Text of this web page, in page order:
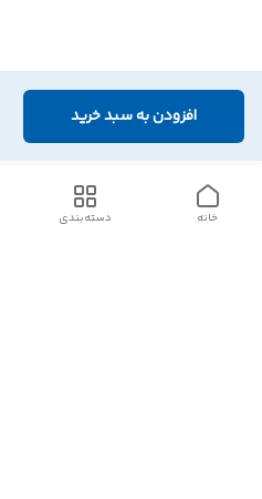
افزودن به سبد خرید
دسته‌بندی خانه